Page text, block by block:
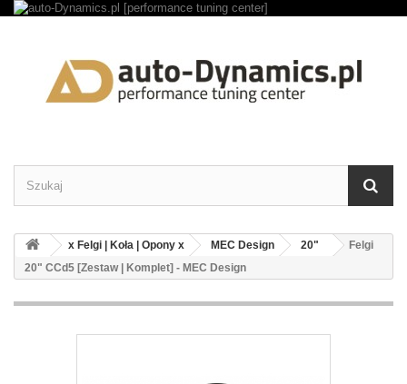
x Felgi | Koła | Opony x MEC Design 20"
Felgi
20" CCd5 [Zestaw | Komplet] - MEC Design